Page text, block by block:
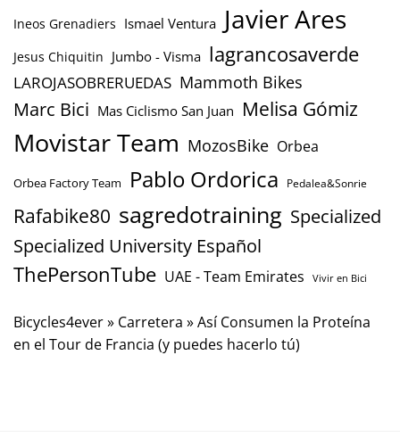
Ineos Grenadiers Ismael Ventura Javier Ares
Jesus Chiquitin Jumbo - Visma lagrancosaverde
LAROJASOBRERUEDAS Mammoth Bikes
Marc Bici Mas Ciclismo San Juan Melisa Gómiz
Movistar Team MozosBike Orbea
Orbea Factory Team Pablo Ordorica Pedalea&Sonrie
Rafabike80 sagredotraining Specialized
Specialized University Español
ThePersonTube UAE - Team Emirates Vivir en Bici
Bicycles4ever» Carretera »Así Consumen la Proteína
en el Tour de Francia (y puedes hacerlo tú)